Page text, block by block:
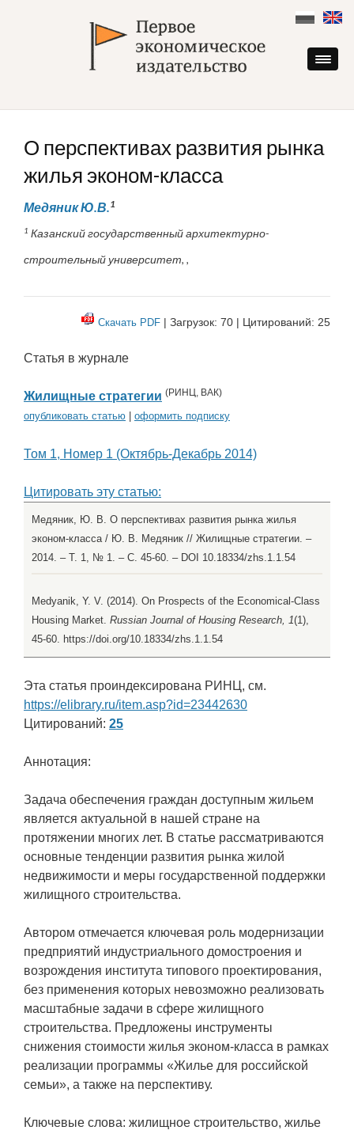
content
О перспективах развития рынка
жилья эконом-класса
Медяник Ю.В.1
1 Казанский государственный архитектурно-
строительный университет, ,
Скачать PDF | Загрузок: 70 | Цитирований: 25
Статья в журнале
Жилищные стратегии (РИНЦ, ВАК)
опубликовать статью оформить подписку
Том 1, Номер 1 (Октябрь-Декабрь 2014)
Цитировать эту статью:
Медяник, Ю. В. О перспективах развития рынка жилья
эконом-класса / Ю. В. Медяник // Жилищные стратегии. –
2014. – Т. 1, № 1. – С. 45-60. – DOI 10.18334/zhs.1.1.54
Medyanik, Y. V. (2014). On Prospects of the Economical-Class
Housing Market. Russian Journal of Housing Research, 1(1),
45-60. https://doi.org/10.18334/zhs.1.1.54
Эта статья проиндексирована РИНЦ, см.
https://elibrary.ru/item.asp?id=23442630
Цитирований: 25
Аннотация:
Задача обеспечения граждан доступным жильем
является актуальной в нашей стране на
протяжении многих лет. В статье рассматриваются
основные тенденции развития рынка жилой
недвижимости и меры государственной поддержки
жилищного строительства.
Автором отмечается ключевая роль модернизации
предприятий индустриального домостроения и
возрождения института типового проектирования,
без применения которых невозможно реализовать
масштабные задачи в сфере жилищного
строительства. Предложены инструменты
снижения стоимости жилья эконом-класса в рамках
реализации программы «Жилье для российской
семьи», а также на перспективу.
Ключевые слова: жилищное строительство, жилье